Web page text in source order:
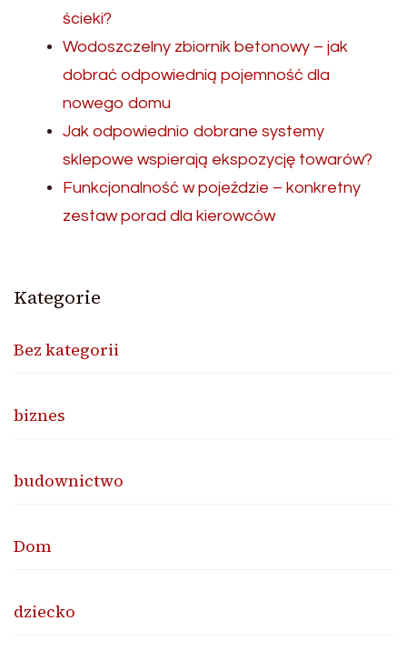
ścieki?
Wodoszczelny zbiornik betonowy – jak
dobrać odpowiednią pojemność dla
nowego domu
Jak odpowiednio dobrane systemy
sklepowe wspierają ekspozycję towarów?
Funkcjonalność w pojeździe – konkretny
zestaw porad dla kierowców
Kategorie
Bez kategorii
biznes
budownictwo
Dom
dziecko